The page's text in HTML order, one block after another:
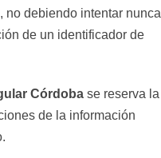
no debiendo intentar nunca
de un identificador de
Córdoba se reserva la
de la información